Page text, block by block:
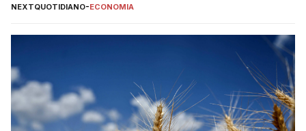
NEXTQUOTIDIANO-ECONOMIA